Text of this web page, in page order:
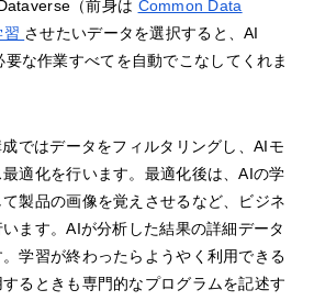
（前身は Common Data
習 させたいデータを選択すると、AI
な作業すべてを自動でこなしてくれま
ではデータをフィルタリングし、AIモ
適化を行います。最適化後は、AIの学
製品の画像を覚えさせるなど、ビジネ
ます。AIが分析した結果の詳細データ
学習が終わったらようやく利用できる
るときも専門的なプログラムを記述す